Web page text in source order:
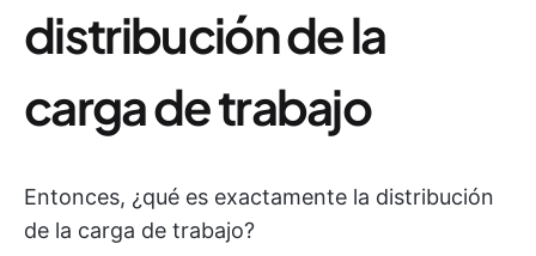
distribución de la
carga de trabajo
Entonces, ¿qué es exactamente la distribución
de la carga de trabajo?